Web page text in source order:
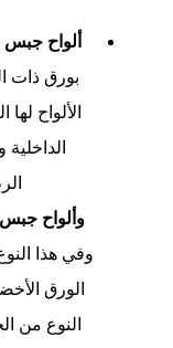
ألواح جبس
بورق ذات
الألواح
وألواح جبس
وفي هذا
الورق
النوع من